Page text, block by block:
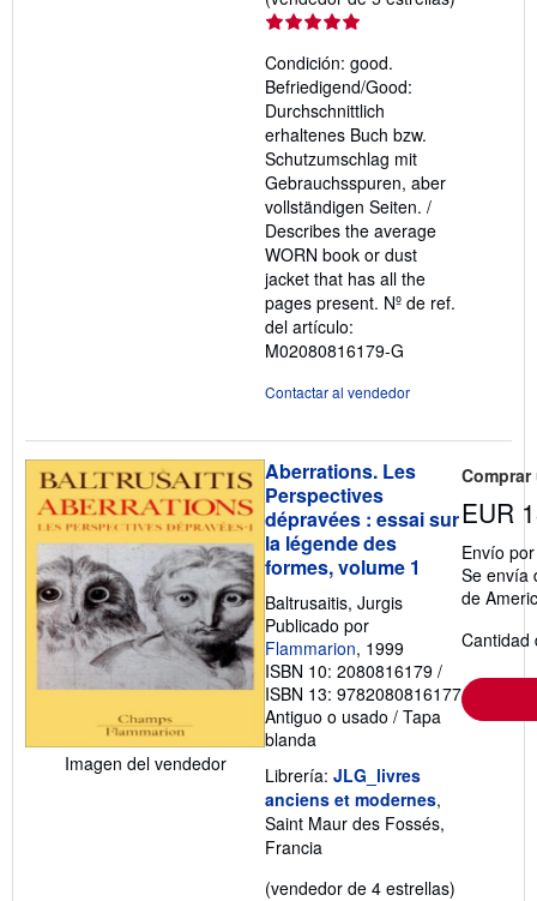
Condición: good.
Befriedigend/Good:
Durchschnittlich
erhaltenes Buch bzw.
Schutzumschlag mit
Gebrauchsspuren, aber
vollständigen Seiten. /
Describes the average
WORN book or dust
jacket that has all the
pages present. Nº de ref.
del artículo:
M02080816179-G
Contactar al vendedor
Imagen del vendedor
Aberrations. Les
Perspectives
dépravées : essai sur
la légende des
formes, volume 1
Baltrusaitis, Jurgis
Publicado por
Flammarion, 1999
ISBN 10: 2080816179 /
ISBN 13: 9782080816177
Antiguo o usado / Tapa
blanda
Librería: JLG_livres
anciens et modernes,
Saint Maur des Fossés,
Francia
(vendedor de 4 estrellas)
EUR
Envío
Se envía
de
Cantidad